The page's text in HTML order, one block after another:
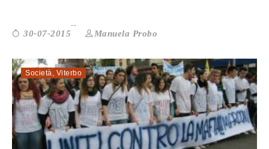
30-07-2015 Manuela Probo
Società, Viterbo